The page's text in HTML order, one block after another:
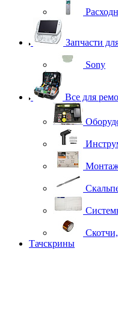
Запчасти
Sony
Все для
Тачскрины